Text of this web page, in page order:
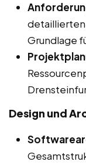
Grundlage
Design und